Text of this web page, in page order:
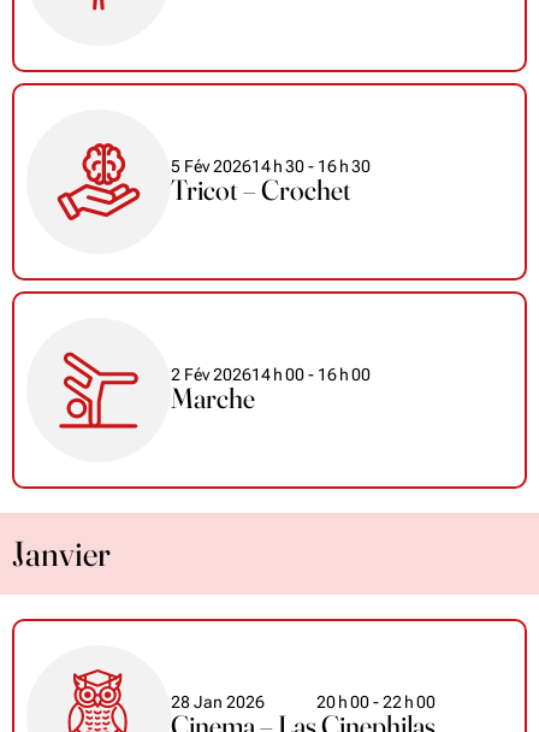
5 Fév 202614h30- 16h30
Tricot – Crochet
2 Fév 202614h00- 16h00
Marche
Janvier
28 Jan 2026 20h00- 22 h00